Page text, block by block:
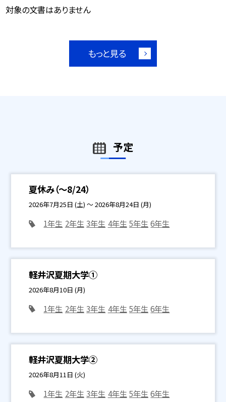
対象の文書はありません
もっと見る
予定
夏休み（～8/24）
2026年7月25日 (土) ～ 2026年8月24日 (月)
1年生 2年生 3年生 4年生 5年生 6年生
軽井沢夏期大学①
2026年8月10日 (月)
1年生 2年生 3年生 4年生 5年生 6年生
軽井沢夏期大学②
2026年8月11日 (火)
1年生 2年生 3年生 4年生 5年生 6年生